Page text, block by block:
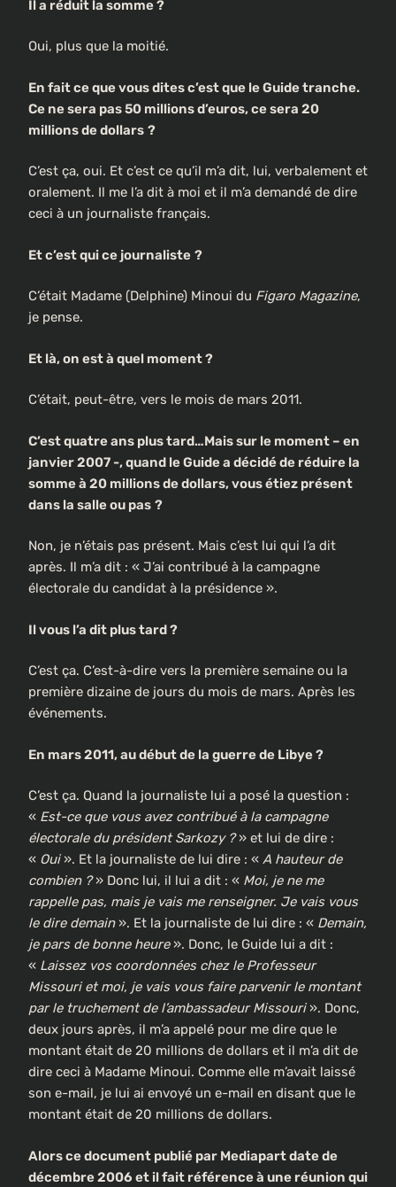
Il a réduit la somme ?
Oui, plus que la moitié.
En fait ce que vous dites c’est que le Guide tranche.
Ce ne sera pas 50 millions d’euros, ce sera 20
millions de dollars ?
C’est ça, oui. Et c’est ce qu’il m’a dit, lui, verbalement et
oralement. Il me l’a dit à moi et il m’a demandé de dire
ceci à un journaliste français.
Et c’est qui ce journaliste ?
C’était Madame (Delphine) Minoui du Figaro Magazine,
je pense.
Et là, on est à quel moment ?
C’était, peut-être, vers le mois de mars 2011.
C’est quatre ans plus tard…Mais sur le moment – en
janvier 2007 -, quand le Guide a décidé de réduire la
somme à 20 millions de dollars, vous étiez présent
dans la salle ou pas ?
Non, je n’étais pas présent. Mais c’est lui qui l’a dit
après. Il m’a dit : « J’ai contribué à la campagne
électorale du candidat à la présidence ».
Il vous l’a dit plus tard ?
C’est ça. C’est-à-dire vers la première semaine ou la
première dizaine de jours du mois de mars. Après les
événements.
En mars 2011, au début de la guerre de Libye ?
C’est ça. Quand la journaliste lui a posé la question :
« Est-ce que vous avez contribué à la campagne
électorale du président Sarkozy ?» et lui de dire :
« Oui». Et la journaliste de lui dire : « A hauteur de
combien ?» Donc lui, il lui a dit : « Moi, je ne me
rappelle pas, mais je vais me renseigner. Je vais vous
le dire demain». Et la journaliste de lui dire : « Demain,
je pars de bonne heure». Donc, le Guide lui a dit :
« Laissez vos coordonnées chez le Professeur
Missouri et moi, je vais vous faire parvenir le montant
par le truchement de l’ambassadeur Missouri». Donc,
deux jours après, il m’a appelé pour me dire que le
montant était de 20 millions de dollars et il m’a dit de
dire ceci à Madame Minoui. Comme elle m’avait laissé
son e-mail, je lui ai envoyé un e-mail en disant que le
montant était de 20 millions de dollars.
Alors ce document publié par Mediapart date de
décembre 2006 et il fait référence à une réunion qui